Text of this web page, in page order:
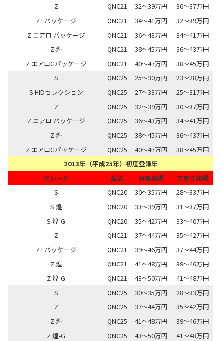
Z
QNC21 32～39万円
30～37万円
Z Lパッケージ
QNC21 34～41万円
32～39万円
Z エアロ パッケージ
QNC21 36～43万円
34～41万円
Z 煌
QNC21 38～45万円
36～43万円
Z エアロGパッケージ
QNC21 40～47万円
38～45万円
S
QNC25 25～30万円
23～28万円
S HIDセレクション
QNC25 27～33万円
25～31万円
Z
QNC25 32～39万円
30～37万円
Z エアロ パッケージ
QNC25 36～43万円
34～41万円
Z 煌
QNC25 38～45万円
36～43万円
Z エアロGパッケージ
QNC25 40～47万円
38～45万円
2013年（平成25年）初度登録年
グレード
型式 買取相場
下取り相場
S
QNC20 30～35万円
28～33万円
S 煌
QNC20 33～39万円
31～37万円
S 煌-G
QNC20 35～42万円
33～40万円
Z
QNC21 37～44万円
35～42万円
Z Lパッケージ
QNC21 39～46万円
37～44万円
Z 煌
QNC21 41～48万円
39～46万円
Z 煌-G
QNC21 43～50万円
41～48万円
S
QNC25 30～35万円
28～33万円
Z
QNC25 37～44万円
35～42万円
Z 煌
QNC25 41～48万円
39～46万円
Z 煌-G
QNC25 43～50万円
41～48万円